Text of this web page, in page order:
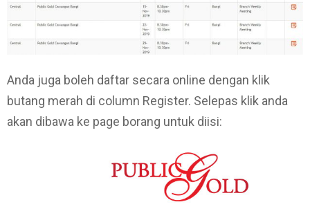
Anda juga boleh daftar secara online dengan klik
butang merah di column Register. Selepas klik anda
akan dibawa ke page borang untuk diisi: